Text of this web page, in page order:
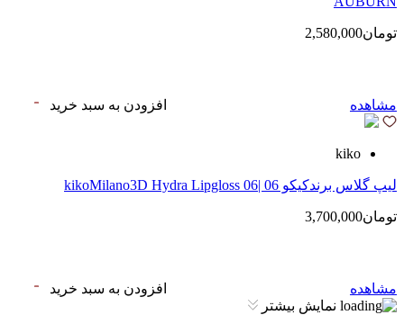
تومان2,580,000
مشاهده افزودن به سبد خرید
kiko
لیپ گلاس‌ برندکیکو 06 |kikoMilano3D Hydra Lipgloss 06
تومان3,700,000
مشاهده
افزودن به سبد خرید
نمایش بیشتر